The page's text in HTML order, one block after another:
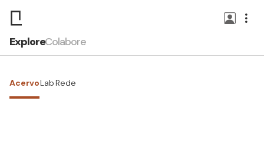
ExploreColabore
AcervoLab Rede